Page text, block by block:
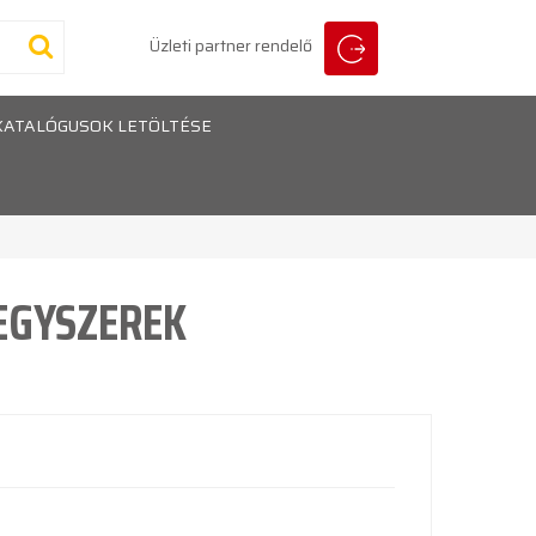
Üzleti partner rendelő
LETÖLTÉSE